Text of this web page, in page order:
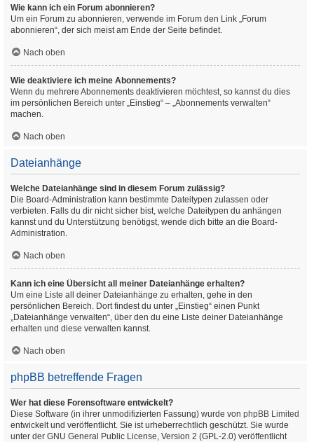
Wie kann ich ein Forum abonnieren?
Um ein Forum zu abonnieren, verwende im Forum den Link „Forum
abonnieren“, der sich meist am Ende der Seite befindet.
Nach oben
Wie deaktiviere ich meine Abonnements?
Wenn du mehrere Abonnements deaktivieren möchtest, so kannst du dies
im persönlichen Bereich unter „Einstieg“ – „Abonnements verwalten“
machen.
Nach oben
Dateianhänge
Welche Dateianhänge sind in diesem Forum zulässig?
Die Board-Administration kann bestimmte Dateitypen zulassen oder
verbieten. Falls du dir nicht sicher bist, welche Dateitypen du anhängen
kannst und du Unterstützung benötigst, wende dich bitte an die Board-
Administration.
Nach oben
Kann ich eine Übersicht all meiner Dateianhänge erhalten?
Um eine Liste all deiner Dateianhänge zu erhalten, gehe in den
persönlichen Bereich. Dort findest du unter „Einstieg“ einen Punkt
„Dateianhänge verwalten“, über den du eine Liste deiner Dateianhänge
erhalten und diese verwalten kannst.
Nach oben
phpBB betreffende Fragen
Wer hat diese Forensoftware entwickelt?
Diese Software (in ihrer unmodifizierten Fassung) wurde von phpBB Limited
entwickelt und veröffentlicht. Sie ist urheberrechtlich geschützt. Sie wurde
unter der GNU General Public License, Version 2 (GPL-2.0) veröffentlicht